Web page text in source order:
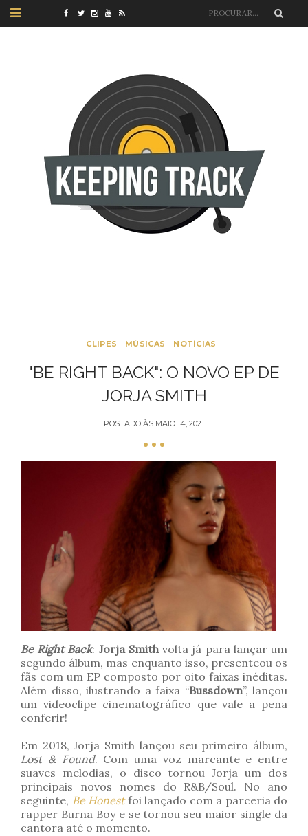
CLIPES MÚSICAS NOTÍCIAS
"BE RIGHT BACK": O NOVO EP DE
JORJA SMITH
POSTADO ÀS MAIO 14, 2021
Be Right Back: Jorja Smithvolta já para lançar um
segundo álbum, mas enquanto isso, presenteou os
fãs com um EP composto por oito faixas inéditas.
Além disso, ilustrando a faixa “Bussdown”, lançou
um videoclipe cinematográfico que vale a pena
conferir!
Em 2018, Jorja Smith lançou seu primeiro álbum,
Lost & Found. Com uma voz marcante e entre
suaves melodias, o disco tornou Jorja um dos
principais novos nomes do R&B/Soul. No ano
seguinte, Be Honestfoi lançado com a parceria do
rapper Burna Boy e se tornou seu maior single da
cantora até o momento.